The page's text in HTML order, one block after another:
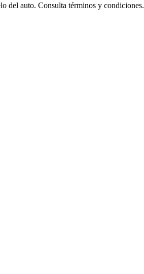
del auto. Consulta términos y condiciones.